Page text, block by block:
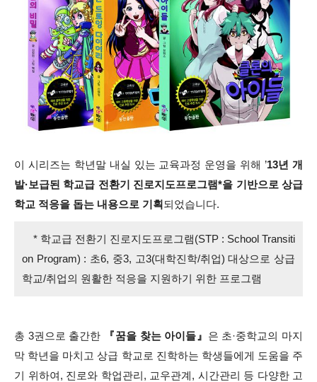
이 시리즈는 학년말 내실 있는 교육과정 운영을 위해 ’13년 개
발·보급된 학교급 전환기 진로지도프로그램*을 기반으로 상급
학교 적응을 돕는 내용으로 기획되었습니다.
* 학교급 전환기 진로지도프로그램(STP : School Transiti
on Program) : 초6, 중3, 고3(대학진학/취업) 대상으로 상급
학교/취업의 원활한 적응을 지원하기 위한 프로그램
총 3권으로 출간한 『꿈을 찾는 아이들』 은 초·중학교의 마지
막 학년을 마치고 상급 학교로 진학하는 학생들에게 도움을 주
기 위하여, 진로와 학업관리, 교우관계, 시간관리 등 다양한 고